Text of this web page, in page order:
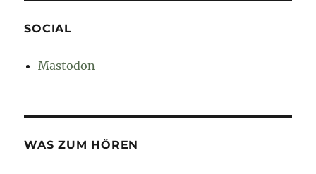
SOCIAL
Mastodon
WAS ZUM HÖREN